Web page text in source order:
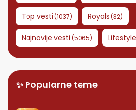
Top vesti (1037) Royals (32)
Najnovije vesti (5065) Lifestyle
✨ Popularne teme